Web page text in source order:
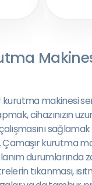
kurutma makinesi
cihazınızın
sağlamak
Çamaşır kurutma
durumlarında
tıkanması,